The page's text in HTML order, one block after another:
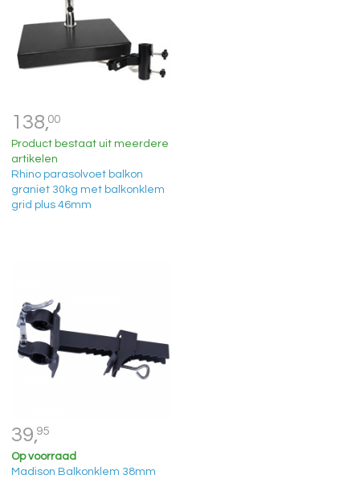
138,00
Product bestaat uit meerdere
artikelen
Rhino parasolvoet balkon
graniet 30kg met balkonklem
grid plus 46mm
39,95
Op voorraad
Madison Balkonklem 38mm